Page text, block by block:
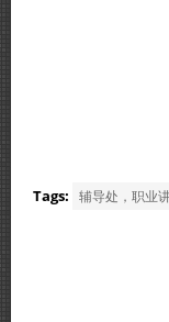
Tags: 辅导处，职业